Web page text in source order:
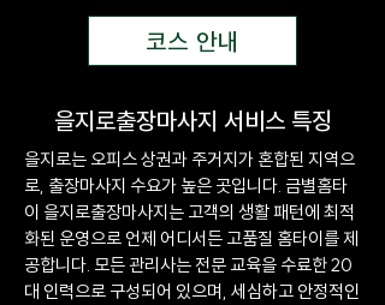
코스 안내
을지로출장마사지 서비스 특징
을지로는 오피스 상권과 주거지가 혼합된 지역으
로, 출장마사지 수요가 높은 곳입니다. 금별홈타
이 을지로출장마사지는 고객의 생활 패턴에 최적
화된 운영으로 언제 어디서든 고품질 홈타이를 제
공합니다. 모든 관리사는 전문 교육을 수료한 20
대 인력으로 구성되어 있으며, 세심하고 안정적인